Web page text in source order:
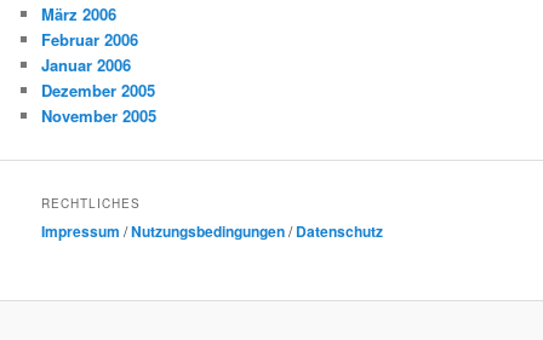
März 2006
Februar 2006
Januar 2006
Dezember 2005
November 2005
RECHTLICHES
Impressum /Nutzungsbedingungen/Datenschutz